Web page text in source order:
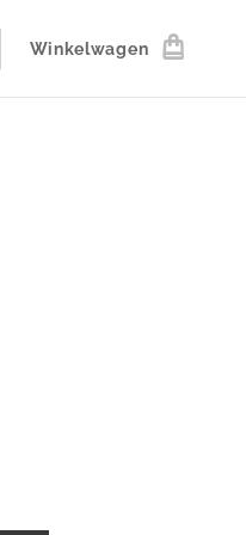
Winkelwagen